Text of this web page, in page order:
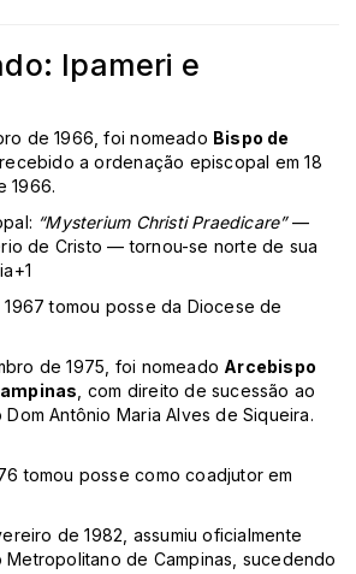
Ipameri e
de 1966, foi nomeado Bispo de
recebido a ordenação episcopal em 18
1966.
“Mysterium Christi Praedicare”—
de Cristo — tornou-se norte de sua
+1
tomou posse da Diocese de
de 1975, foi nomeado Arcebispo
, com direito de sucessão ao
Antônio Maria Alves de Siqueira.
tomou posse como coadjutor em
de 1982, assumiu oficialmente
de Campinas, sucedendo